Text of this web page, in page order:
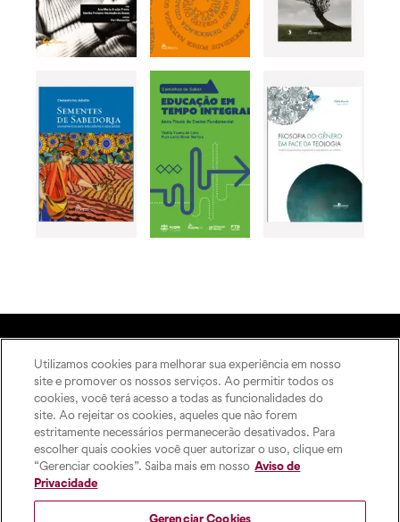
Rua Imaculada Conceição,
1155 – Prado Velho,
Curitiba – PR, 80215-901
Das 8h às 17h, de segunda a
sexta-feira
pucpress@pucpr.br
A Editora
Como publicar
ODS
Contato
Utilizamos cookies para melhorar sua experiência em nosso
site e promover os nossos serviços. Ao permitir todos os
cookies, você terá acesso a todas as funcionalidades do
site. Ao rejeitar os cookies, aqueles que não forem
estritamente necessários permanecerão desativados. Para
escolher quais cookies você quer autorizar o uso, clique em
“Gerenciar cookies”. Saiba mais em nosso Aviso de
Privacidade
Gerenciar Cookies